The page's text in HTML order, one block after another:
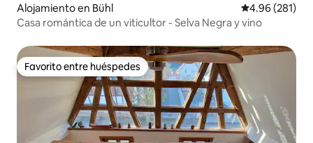
Alojamiento en Bühl Calificación
4.96 (281)
Casa romántica de un viticultor - Selva Negra y vino
Favorito entre huéspedes
Favorito entre huéspedes